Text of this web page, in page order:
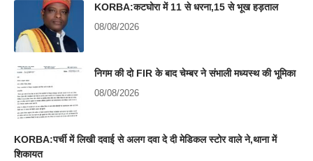
KORBA:कटघोरा में 11 से धरना,15 से भूख हड़ताल
08/08/2026
निगम की दो FIR के बाद चेम्बर ने संभाली मध्यस्थ की भूमिका
08/08/2026
KORBA:पर्ची में लिखी दवाई से अलग दवा दे दी मेडिकल स्टोर वाले ने,थाना में
शिकायत